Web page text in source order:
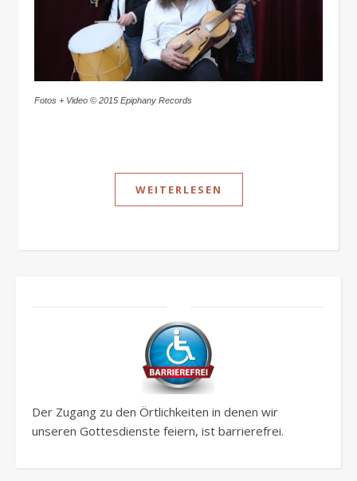
Fotos + Video © 2015 Epiphany Records
WEITERLESEN
Der Zugang zu den Örtlichkeiten in denen wir
unseren Gottesdienste feiern, ist barrierefrei.